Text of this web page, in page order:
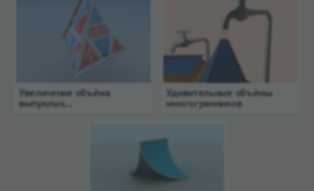
Увеличение объёма
выпуклых
Удивительные объёмы
многогранников